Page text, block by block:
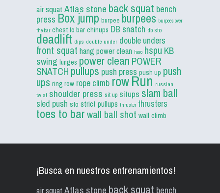
air squat Atlas stone back squat bench
press Box jump burpee burpees burpees over
the bar chest to bar chinups DB snatch db sto
deadlift dips double under double unders
front squat hang power clean hero hspu KB
swing lunges power clean POWER
SNATCH pullups push press push up push
ups ring row rope climb rowRun russian
twist shoulder press sit up situps slam ball
sled push sto strict pullups thruster thrusters
toes to barwall ball shot wall climb
¡Busca en nuestros entrenamientos!
air squat Atlas stone back squat bench